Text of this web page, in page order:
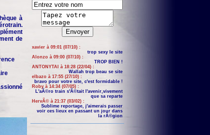
à
de
xavier à 09:01 (07/10) :
trop sexy le site
Alonzo à 09:00 (07/10) :
TROP BIEN !
ANTONYTAI à 18:28 (22/04) :
Wallah trop beau se site
elbazo à 17:55 (27/10) :
bravo pour votre site, c'est formidable !
Roby à 14:34 (07/05) :
L'aÃ©ro train s'Ã©tait l'avenir,vivement
que sa reparte
HervÃ© à 21:37 (03/02) :
Sublime reportage, j'aimerais passer
voir ces lieux en passant un jour dans
la rÃ©gion